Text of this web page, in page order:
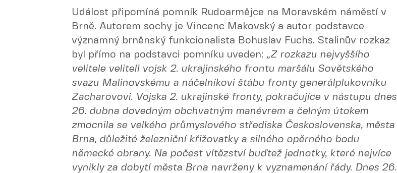
Událost připomíná pomník Rudoarmějce na Moravském náměstí v
Brně. Autorem sochy je Vincenc Makovský a autor podstavce
významný brněnský funkcionalista Bohuslav Fuchs. Stalinův rozkaz
byl přímo na podstavci pomníku uveden: „Z rozkazu nejvyššího
velitele veliteli vojsk 2. ukrajinského frontu maršálu Sovětského
svazu Malinovskému a náčelníkovi štábu fronty generálplukovníku
Zacharovovi. Vojska 2. ukrajinské fronty, pokračujíce v nástupu dnes
26. dubna dovedným obchvatným manévrem a čelným útokem
zmocnila se velkého průmyslového střediska Československa, města
Brna, důležité železniční křižovatky a silného opěrného bodu
německé obrany. Na počest vítězství buďtež jednotky, které nejvíce
vynikly za dobytí města Brna navrženy k vyznamenání řády. Dnes 26.